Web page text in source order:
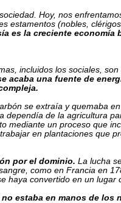
Hoy, nos
estamentos (nobles,
es la creciente economía
incluidos los sociales,
acaba una fuente de
se extraía y quemaba
dependía de la agricultura
mediante un proceso que
en plantaciones que
por el dominio. La lucha
como en Francia en
haya convertido en un lugar
estaba en manos de los